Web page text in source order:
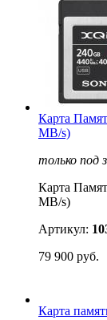
Карта
MB/s)
только под
Карта
MB/s)
Артикул:
79 900 руб.
Карта